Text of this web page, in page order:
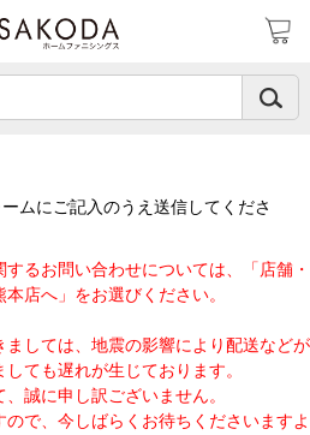
ムにご記入のうえ送信してくださ
るお問い合わせについては、「店舗・
店へ」をお選びください。
しては、地震の影響により配送などが
ても遅れが生じております。
誠に申し訳ございません。
で、今しばらくお待ちくださいますよ